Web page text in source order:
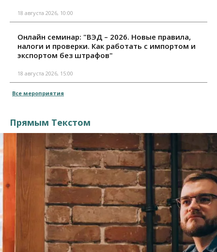
18 августа 2026, 10:00
Онлайн семинар: "ВЭД – 2026. Новые правила,
налоги и проверки. Как работать с импортом и
экспортом без штрафов"
18 августа 2026, 15:00
Все мероприятия
Прямым Текстом